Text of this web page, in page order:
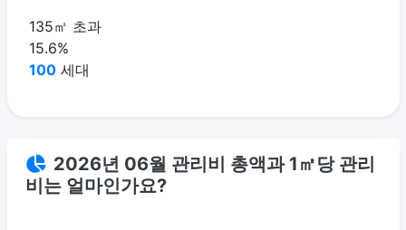
135㎡ 초과
15.6%
100 세대
2026년 06월 관리비 총액과 1㎡당 관리
비는 얼마인가요?